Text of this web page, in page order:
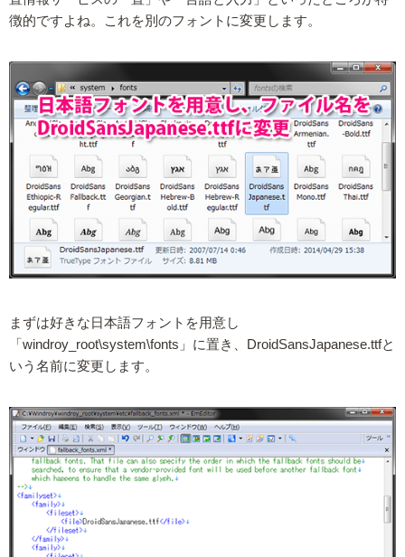
徴的ですよね。これを別のフォントに変更します。
まずは好きな日本語フォントを用意し
「windroy_root\system\fonts」に置き、DroidSansJapanese.ttfと
いう名前に変更します。